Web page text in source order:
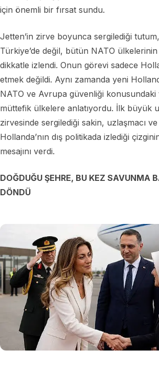
için önemli bir fırsat sundu.
Jetten’in zirve boyunca sergilediği
Türkiye’de değil, bütün NATO
dikkatle izlendi. Onun görevi sadece
etmek değildi. Aynı zamanda yeni
NATO ve Avrupa güvenliği konusundaki
müttefik ülkelere anlatıyordu. İlk büyük
zirvesinde sergilediği sakin, uzlaşmacı
Hollanda’nın dış politikada izlediği
mesajını verdi.
DOĞDUĞU ŞEHRE, BU KEZ SAVUNMA
DÖNDÜ